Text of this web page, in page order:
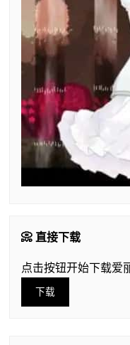
📀 直接下载
点击按钮开始下载
下载